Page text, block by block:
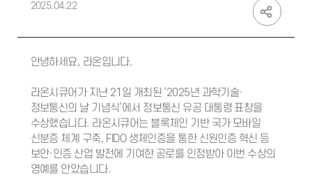
2025.04.22
안녕하세요, 라온입니다.
라온시큐어가 지난 21일 개최된 ‘2025년 과학기술·
정보통신의 날 기념식’에서 정보통신 유공 대통령 표창을
수상했습니다. 라온시큐어는 블록체인 기반 국가 모바일
신분증 체계 구축, FIDO 생체인증을 통한 신원인증 혁신 등
보안·인증 산업 발전에 기여한 공로를 인정받아 이번 수상의
영예를 안았습니다.